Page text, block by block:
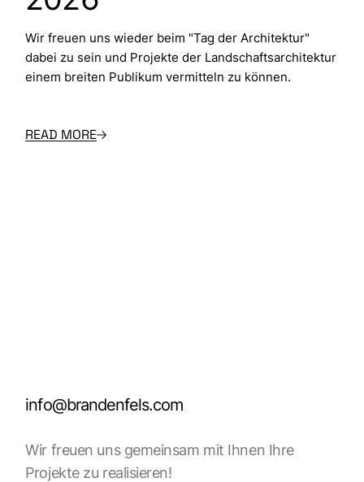
Wir freuen uns wieder beim "Tag der Architektur"
dabei zu sein und Projekte der Landschaftsarchitektur
einem breiten Publikum vermitteln zu können.
READ MORE
info@brandenfels.com
Wir freuen uns gemeinsam mit Ihnen Ihre
Projekte zu realisieren!